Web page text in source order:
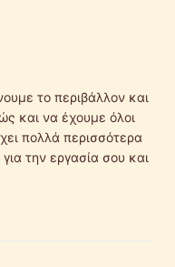
το περιβάλλον και
και να έχουμε όλοι
πολλά περισσότερα
την εργασία σου και